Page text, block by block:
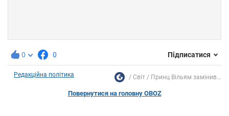
0 0 Підписатися
Редакційна політика Світ Принц Вільям замінив...
Повернутися на головну OBOZ